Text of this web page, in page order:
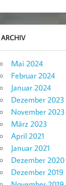
ARCHIV
Mai 2024
Februar 2024
Januar 2024
Dezember 2023
November 2023
März 2023
April 2021
Januar 2021
Dezember 2020
Dezember 2019